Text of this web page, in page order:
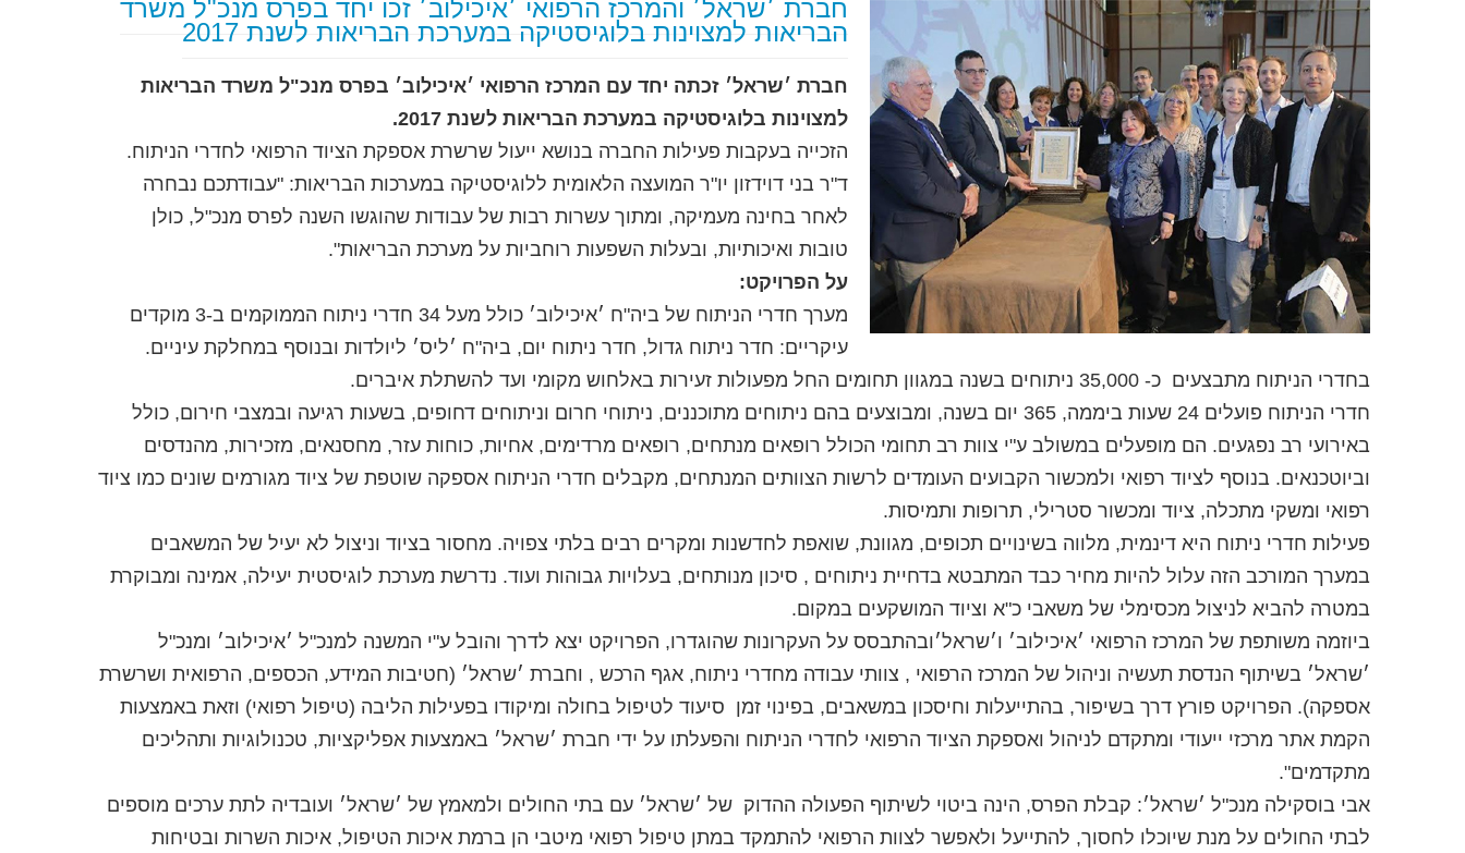
חברת ׳שראל׳ והמרכז הרפואי ׳איכילוב׳ זכו יחד בפרס מנכ"ל משרד
הבריאות למצוינות בלוגיסטיקה במערכת הבריאות לשנת 2017
חברת ׳שראל׳ זכתה יחד עם המרכז הרפואי ׳איכילוב׳ בפרס מנכ"ל משרד הבריאות
למצוינות בלוגיסטיקה במערכת הבריאות לשנת 2017.
הזכייה בעקבות פעילות החברה בנושא ייעול שרשרת אספקת הציוד הרפואי לחדרי הניתוח.
ד"ר בני דוידזון יו"ר המועצה הלאומית ללוגיסטיקה במערכות הבריאות: "עבודתכם נבחרה
לאחר בחינה מעמיקה, ומתוך עשרות רבות של עבודות שהוגשו השנה לפרס מנכ"ל, כולן
טובות ואיכותיות, ובעלות השפעות רוחביות על מערכת הבריאות".
על הפרויקט:
מערך חדרי הניתוח של ביה"ח ׳איכילוב׳ כולל מעל 34 חדרי ניתוח הממוקמים ב-3 מוקדים
עיקריים: חדר ניתוח גדול, חדר ניתוח יום, ביה"ח ׳ליס׳ ליולדות ובנוסף במחלקת עיניים.
בחדרי הניתוח מתבצעים כ- 35,000 ניתוחים בשנה במגוון תחומים החל מפעולות זעירות באלחוש מקומי ועד להשתלת איברים.
חדרי הניתוח פועלים 24 שעות ביממה, 365 יום בשנה, ומבוצעים בהם ניתוחים מתוכננים, ניתוחי חרום וניתוחים דחופים, בשעות רגיעה ובמצבי חירום, כולל
באירועי רב נפגעים. הם מופעלים במשולב ע"י צוות רב תחומי הכולל רופאים מנתחים, רופאים מרדימים, אחיות, כוחות עזר, מחסנאים, מזכירות, מהנדסים
וביוטכנאים. בנוסף לציוד רפואי ולמכשור הקבועים העומדים לרשות הצוותים המנתחים, מקבלים חדרי הניתוח אספקה שוטפת של ציוד מגורמים שונים כמו ציוד
רפואי ומשקי מתכלה, ציוד ומכשור סטרילי, תרופות ותמיסות.
פעילות חדרי ניתוח היא דינמית, מלווה בשינויים תכופים, מגוונת, שואפת לחדשנות ומקרים רבים בלתי צפויה. מחסור בציוד וניצול לא יעיל של המשאבים
במערך המורכב הזה עלול להיות מחיר כבד המתבטא בדחיית ניתוחים , סיכון מנותחים, בעלויות גבוהות ועוד. נדרשת מערכת לוגיסטית יעילה, אמינה ומבוקרת
במטרה להביא לניצול מכסימלי של משאבי כ"א וציוד המושקעים במקום.
ביוזמה משותפת של המרכז הרפואי ׳איכילוב׳ ו׳שראל׳ובהתבסס על העקרונות שהוגדרו, הפרויקט יצא לדרך והובל ע"י המשנה למנכ"ל ׳איכילוב׳ ומנכ"ל
׳שראל׳ בשיתוף הנדסת תעשיה וניהול של המרכז הרפואי , צוותי עבודה מחדרי ניתוח, אגף הרכש , וחברת ׳שראל׳ (חטיבות המידע, הכספים, הרפואית ושרשרת
אספקה). הפרויקט פורץ דרך בשיפור, בהתייעלות וחיסכון במשאבים, בפינוי זמן סיעוד לטיפול בחולה ומיקודו בפעילות הליבה (טיפול רפואי) וזאת באמצעות
הקמת אתר מרכזי ייעודי ומתקדם לניהול ואספקת הציוד הרפואי לחדרי הניתוח והפעלתו על ידי חברת ׳שראל׳ באמצעות אפליקציות, טכנולוגיות ותהליכים
מתקדמים".
אבי בוסקילה מנכ"ל ׳שראל׳: קבלת הפרס, הינה ביטוי לשיתוף הפעולה ההדוק של ׳שראל׳ עם בתי החולים ולמאמץ של ׳שראל׳ ועובדיה לתת ערכים מוספים
לבתי החולים על מנת שיוכלו לחסוך, להתייעל ולאפשר לצוות הרפואי להתמקד במתן טיפול רפואי מיטבי הן ברמת איכות הטיפול, איכות השרות ובטיחות